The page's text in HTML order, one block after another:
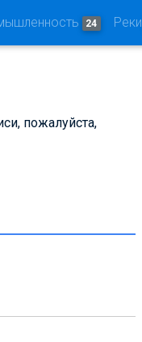
24
пожалуйста,